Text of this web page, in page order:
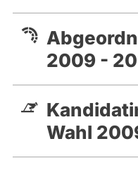
2009 -
Wahl